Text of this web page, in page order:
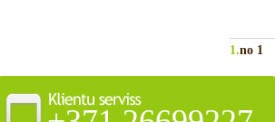
1.no 1